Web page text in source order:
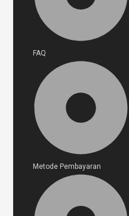
FAQ
Metode Pembayaran